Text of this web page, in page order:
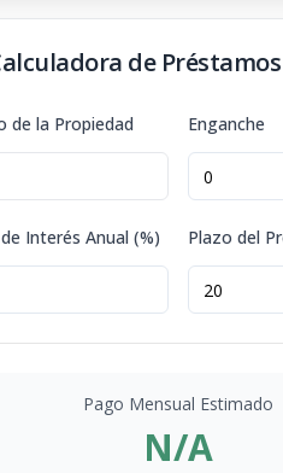
de Préstamos
de la Propiedad Enganche
Interés Anual (%) Plazo del
Pago Mensual Estimado
N/A